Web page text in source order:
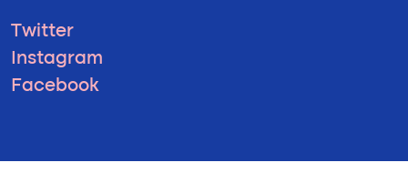
Twitter
Instagram
Facebook